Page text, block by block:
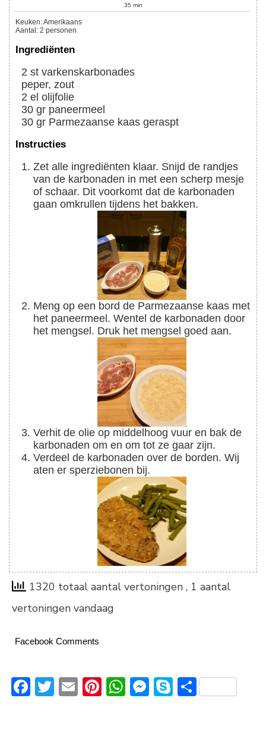
35 min
Keuken:Amerikaans
Aantal: 2 personen
Ingrediënten
2 st varkenskarbonades
peper, zout
2 el olijfolie
30 gr paneermeel
30 gr Parmezaanse kaas geraspt
Instructies
Zet alle ingrediënten klaar. Snijd de randjes
van de karbonaden in met een scherp mesje
of schaar. Dit voorkomt dat de karbonaden
gaan omkrullen tijdens het bakken.
Meng op een bord de Parmezaanse kaas met
het paneermeel. Wentel de karbonaden door
het mengsel. Druk het mengsel goed aan.
Verhit de olie op middelhoog vuur en bak de
karbonaden om en om tot ze gaar zijn.
Verdeel de karbonaden over de borden. Wij
aten er sperziebonen bij.
1320 totaal aantal vertoningen , 1 aantal
vertoningen vandaag
Facebook Comments
Facebook
Twitter
EmailPinterest
WhatsApp
Messenger
Skype
Delen